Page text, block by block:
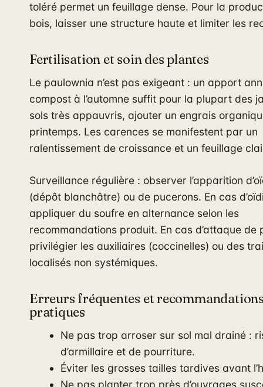
toléré permet un feuillage dense. Pour la
bois, laisser une structure haute et limiter les
Fertilisation et soin des plantes
Le paulownia n’est pas exigeant : un apport
compost à l’automne suffit pour la plupart des
sols très appauvris, ajouter un engrais
printemps. Les carences se manifestent par un
ralentissement de croissance et un feuillage
Surveillance régulière : observer l’apparition
(dépôt blanchâtre) ou de pucerons. En cas
appliquer du soufre en alternance selon les
recommandations produit. En cas d’attaque de
privilégier les auxiliaires (coccinelles) ou des
localisés non systémiques.
Erreurs fréquentes et
pratiques
Ne pas trop arroser sur sol mal drainé :
d’armillaire et de pourriture.
Éviter les grosses tailles tardives avant
Ne pas planter trop près d’ouvrages